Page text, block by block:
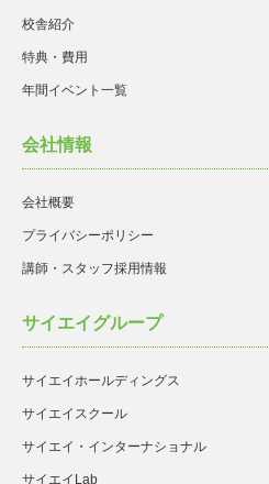
校舎紹介
特典・費用
年間イベント一覧
会社情報
会社概要
プライバシーポリシー
講師・スタッフ採用情報
サイエイグループ
サイエイホールディングス
サイエイスクール
サイエイ・インターナショナル
サイエイLab